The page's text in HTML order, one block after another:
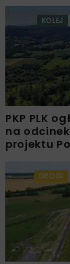
KOLEJ
PKP PLK
na
projektu
DROGI